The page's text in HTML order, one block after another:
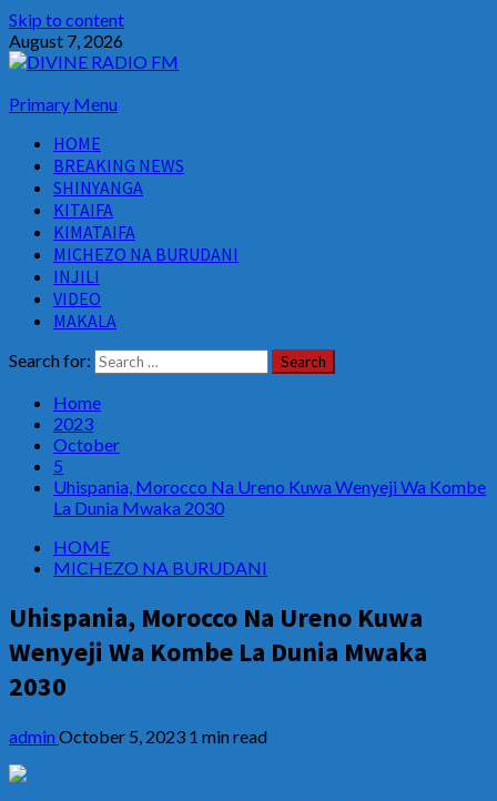
Skip to content
August 7, 2026
Primary Menu
HOME
BREAKING NEWS
SHINYANGA
KITAIFA
KIMATAIFA
MICHEZO NA BURUDANI
INJILI
VIDEO
MAKALA
Search for:
Home
2023
October
5
Uhispania, Morocco Na Ureno Kuwa Wenyeji Wa Kombe
La Dunia Mwaka 2030
HOME
MICHEZO NA BURUDANI
Uhispania, Morocco Na Ureno Kuwa
Wenyeji Wa Kombe La Dunia Mwaka
2030
admin October 5, 2023 1 min read